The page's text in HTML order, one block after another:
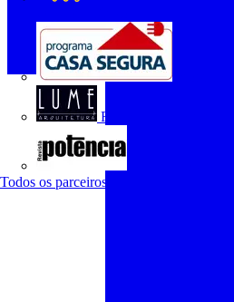
Revista Lume
Todos os parceiros